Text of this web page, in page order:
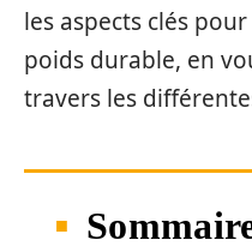
les aspects clés
poids durable, en
travers les